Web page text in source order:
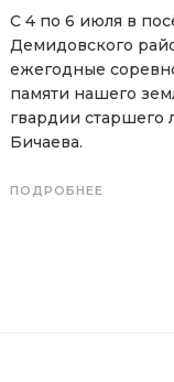
С 4 по 6 июля в
Демидовского
ежегодные
памяти нашего
гвардии старшего
Бичаева.
ПОДРОБНЕЕ